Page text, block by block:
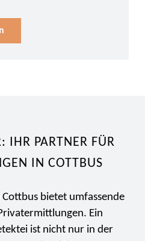
IHR PARTNER FÜR
IN COTTBUS
bietet umfassende
Ein
ist nicht nur in der